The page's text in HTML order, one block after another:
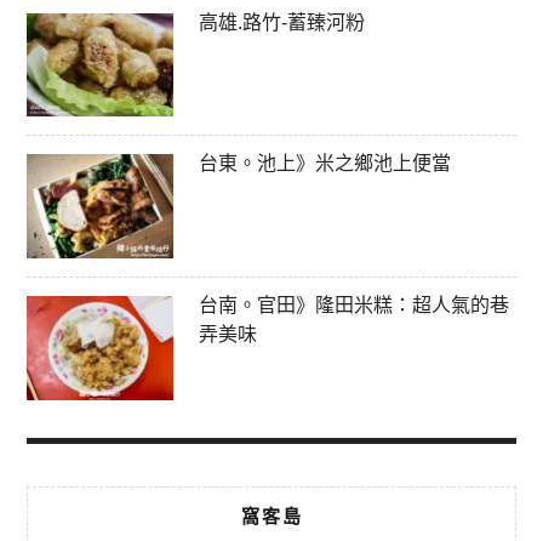
高雄.路竹-蓄臻河粉
台東。池上》米之鄉池上便當
台南。官田》隆田米糕：超人氣的巷
弄美味
窩客島